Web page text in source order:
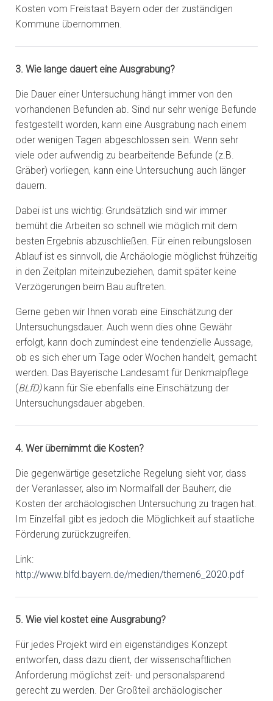
Kosten vom Freistaat Bayern oder der zuständigen
Kommune übernommen.
3. Wie lange dauert eine Ausgrabung?
Die Dauer einer Untersuchung hängt immer von den
vorhandenen Befunden ab. Sind nur sehr wenige Befunde
festgestellt worden, kann eine Ausgrabung nach einem
oder wenigen Tagen abgeschlossen sein. Wenn sehr
viele oder aufwendig zu bearbeitende Befunde (z.B.
Gräber) vorliegen, kann eine Untersuchung auch länger
dauern.
Dabei ist uns wichtig: Grundsätzlich sind wir immer
bemüht die Arbeiten so schnell wie möglich mit dem
besten Ergebnis abzuschließen. Für einen reibungslosen
Ablauf ist es sinnvoll, die Archäologie möglichst frühzeitig
in den Zeitplan miteinzubeziehen, damit später keine
Verzögerungen beim Bau auftreten.
Gerne geben wir Ihnen vorab eine Einschätzung der
Untersuchungsdauer. Auch wenn dies ohne Gewähr
erfolgt, kann doch zumindest eine tendenzielle Aussage,
ob es sich eher um Tage oder Wochen handelt, gemacht
werden. Das Bayerische Landesamt für Denkmalpflege
(BLfD)kann für Sie ebenfalls eine Einschätzung der
Untersuchungsdauer abgeben.
4. Wer übernimmt die Kosten?
Die gegenwärtige gesetzliche Regelung sieht vor, dass
der Veranlasser, also im Normalfall der Bauherr, die
Kosten der archäologischen Untersuchung zu tragen hat.
Im Einzelfall gibt es jedoch die Möglichkeit auf staatliche
Förderung zurückzugreifen.
Link:
http://www.blfd.bayern.de/medien/themen6_2020.pdf
5. Wie viel kostet eine Ausgrabung?
Für jedes Projekt wird ein eigenständiges Konzept
entworfen, dass dazu dient, der wissenschaftlichen
Anforderung möglichst zeit- und personalsparend
gerecht zu werden. Der Großteil archäologischer